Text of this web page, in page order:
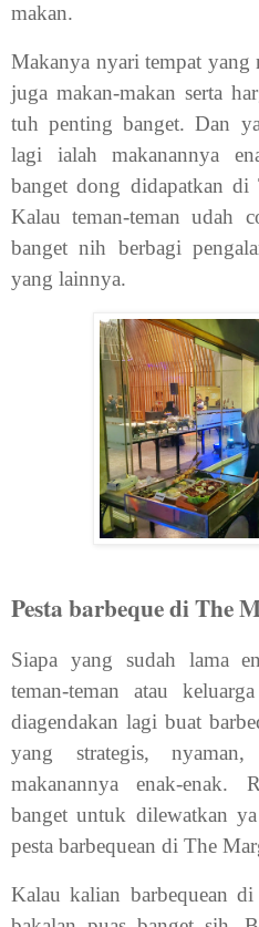
makan.
Makanya nyari tempat yang
juga makan-makan serta
tuh penting banget. Dan
lagi ialah makanannya
banget dong didapatkan
Kalau teman-teman udah
banget nih berbagi
yang lainnya.
Pesta barbeque di The
Siapa yang sudah lama
teman-teman atau
diagendakan lagi buat
yang strategis,
makanannya enak-enak.
banget untuk dilewatkan
pesta barbequean di The
Kalau kalian barbequean